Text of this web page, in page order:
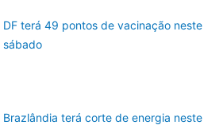
DF terá 49 pontos de vacinação neste
sábado
Brazlândia terá corte de energia neste